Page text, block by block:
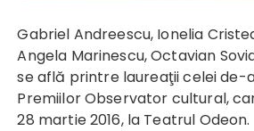
Gabriel Andreescu, Ionelia Cristea, Ana Dragu,
Angela Marinescu, Octavian
se află printre laureaţii celei de-
Premiilor Observator cultural,
28 martie 2016, la Teatrul Odeon.